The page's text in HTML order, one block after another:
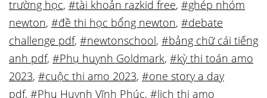
trường học, #tài khoản razkid free, #ghép nhóm
newton, #đề thi học bổng newton, #debate
challenge pdf, #newtonschool, #bảng chữ cái tiếng
anh pdf, #Phụ huynh Goldmark, #kỳ thi toán amo
2023, #cuộc thi amo 2023, #one story a day
pdf, #Phụ Huynh Vĩnh Phúc, #lịch thi amo